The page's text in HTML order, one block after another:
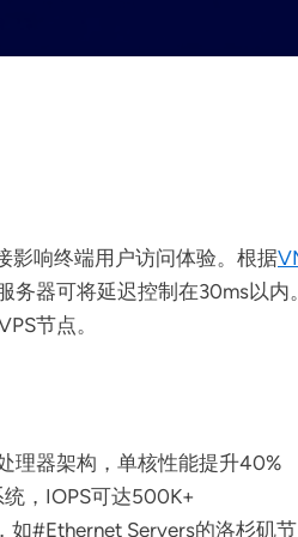
影响终端用户访问体验。根据
务器可将延迟控制在30ms以内
节点。
理器架构，单核性能提升40%
，IOPS可达500K+
如#Ethernet Servers的洛杉矶